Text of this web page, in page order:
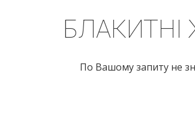
БЛАКИТНІ
По Вашому запиту не